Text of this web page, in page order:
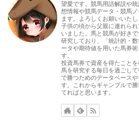
望愛です。競馬用語解説や
想情報や競馬データ・競馬
ます。よろしくお願いいたし
子供の頃から父親に連れら
いました。馬と競馬が好き
研究しており、「統計的・
ータや期待値を用いた馬券
す。
投資馬券で資産を得たこと
馬を研究する毎日を過ごし
で勝つためのデータベース
す。これからギャンブルで
てればと思います。